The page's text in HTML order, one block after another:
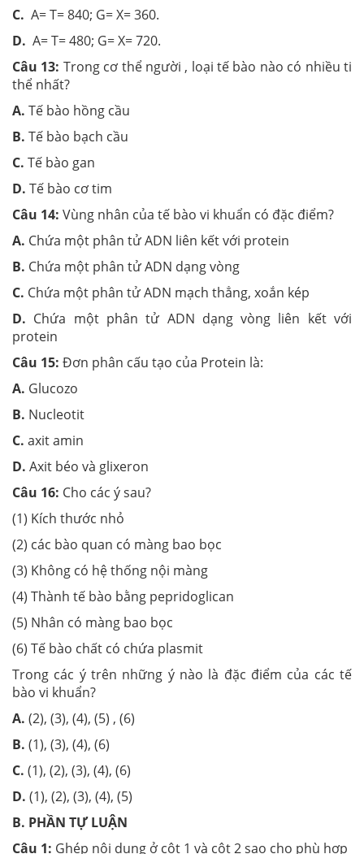
C. A= T= 840; G= X= 360.
D. A= T= 480; G= X= 720.
Câu 13: Trong cơ thể người , loại tế bào nào có nhiều ti
thể nhất?
A. Tế bào hồng cầu
B. Tế bào bạch cầu
C. Tế bào gan
D. Tế bào cơ tim
Câu 14: Vùng nhân của tế bào vi khuẩn có đặc điểm?
A. Chứa một phân tử ADN liên kết với protein
B. Chứa một phân tử ADN dạng vòng
C. Chứa một phân tử ADN mạch thẳng, xoắn kép
D. Chứa một phân tử ADN dạng vòng liên kết với
protein
Câu 15: Đơn phân cấu tạo của Protein là:
A. Glucozo
B. Nucleotit
C. axit amin
D. Axit béo và glixeron
Câu 16: Cho các ý sau?
(1) Kích thước nhỏ
(2) các bào quan có màng bao bọc
(3) Không có hệ thống nội màng
(4) Thành tế bào bằng pepridoglican
(5) Nhân có màng bao bọc
(6) Tế bào chất có chứa plasmit
Trong các ý trên những ý nào là đặc điểm của các tế
bào vi khuẩn?
A. (2), (3), (4), (5) , (6)
B. (1), (3), (4), (6)
C. (1), (2), (3), (4), (6)
D. (1), (2), (3), (4), (5)
B. PHẦN TỰ LUẬN
Câu 1: Ghép nội dung ở cột 1 và cột 2 sao cho phù hợp